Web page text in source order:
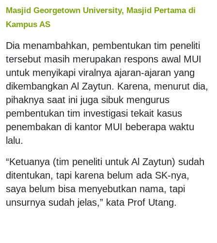
Masjid Georgetown University, Masjid Pertama di
Kampus AS
Dia menambahkan, pembentukan tim peneliti
tersebut masih merupakan respons awal MUI
untuk menyikapi viralnya ajaran-ajaran yang
dikembangkan Al Zaytun. Karena, menurut dia,
pihaknya saat ini juga sibuk mengurus
pembentukan tim investigasi tekait kasus
penembakan di kantor MUI beberapa waktu
lalu.
“Ketuanya (tim peneliti untuk Al Zaytun) sudah
ditentukan, tapi karena belum ada SK-nya,
saya belum bisa menyebutkan nama, tapi
unsurnya sudah jelas,” kata Prof Utang.